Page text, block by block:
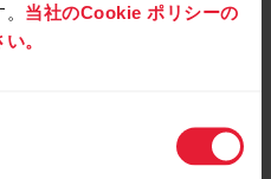
当社のCookie ポリシーの
。